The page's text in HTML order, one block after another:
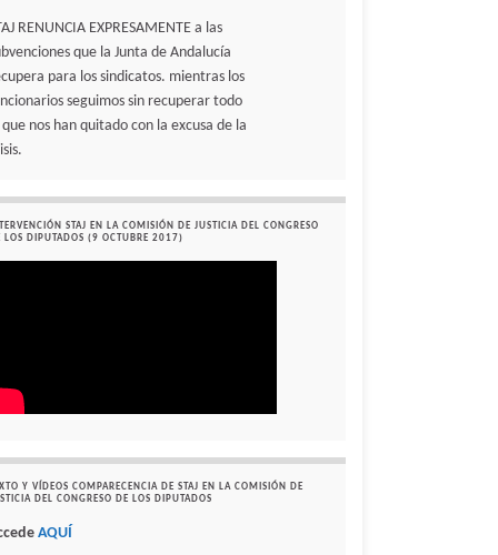
RENUNCIA EXPRESAMENTE a las
que la Junta de Andalucía
para los sindicatos. mientras los
seguimos sin recuperar todo
que nos han quitado con la excusa de la
STAJ EN LA COMISIÓN DE JUSTICIA DEL CONGRESO
LOS DIPUTADOS (9 OCTUBRE 2017)
Y VÍDEOS COMPARECENCIA DE STAJ EN LA COMISIÓN DE
DEL CONGRESO DE LOS DIPUTADOS
AQUÍ